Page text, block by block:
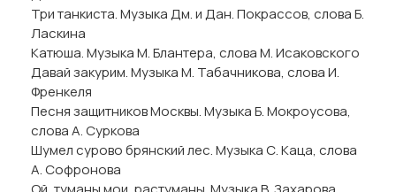
Три танкиста. Музыка Дм. и Дан. Покрассов, слова Б.
Ласкина
Катюша. Музыка М. Блантера, слова М. Исаковского
Давай закурим. Музыка М. Табачникова, слова И.
Френкеля
Песня защитников Москвы. Музыка Б. Мокроусова,
слова А. Суркова
Шумел сурово брянский лес. Музыка С. Каца, слова
А. Софронова